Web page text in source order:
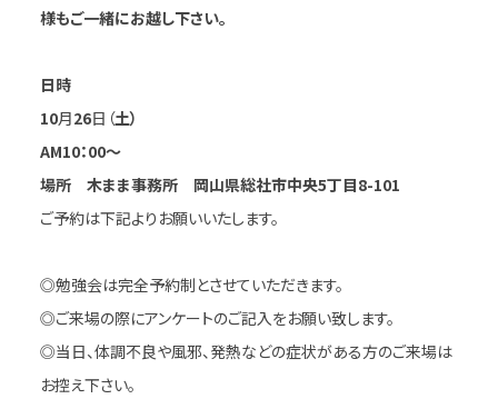
様もご一緒にお越し下さい。
日時
10月26日（土）
AM10：00～
場所 木まま事務所 岡山県総社市中央5丁目8-101
ご予約は下記よりお願いいたします。
◎勉強会は完全予約制とさせていただきます。
◎ご来場の際にアンケートのご記入をお願い致します。
◎当日、体調不良や風邪、発熱などの症状がある方のご来場は
お控え下さい。